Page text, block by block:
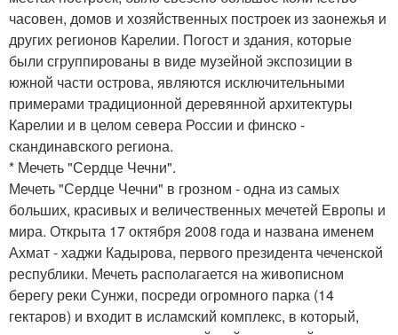
часовен, домов и хозяйственных построек из заонежья и
других регионов Карелии. Погост и здания, которые
были сгруппированы в виде музейной экспозиции в
южной части острова, являются исключительными
примерами традиционной деревянной архитектуры
Карелии и в целом севера России и финско -
скандинавского региона.
* Мечеть "Сердце Чечни".
Мечеть "Сердце Чечни" в грозном - одна из самых
больших, красивых и величественных мечетей Европы и
мира. Открыта 17 октября 2008 года и названа именем
Ахмат - хаджи Кадырова, первого президента чеченской
республики. Мечеть располагается на живописном
берегу реки Сунжи, посреди огромного парка (14
гектаров) и входит в исламский комплекс, в который,